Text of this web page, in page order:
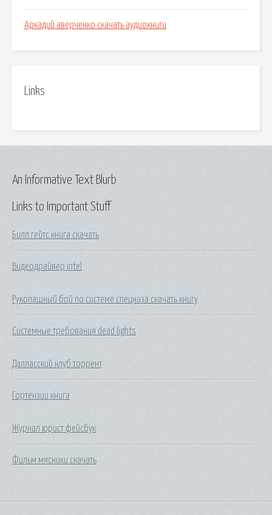
Аркадий аверченко скачать аудиокниги
Links
Links to Important Stuff
Билл гейтс книга скачать
Видеодрайвер intel
Рукопашный бой по системе спецназа скачать книгу
Системные требования dead lights
Далласский клуб торрент
Гортензии книга
Журнал юрист фейсбук
Фильм мясники скачать
An Informative Text Blurb